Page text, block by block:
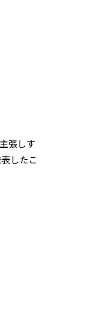
張しす
したこ